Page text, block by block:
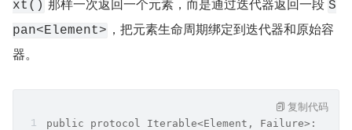
xt()
S
pan<Element> ，把元素生命周期绑定到迭代器和原始容
器。
public protocol Iterable<Element, Failure>:
复制代码